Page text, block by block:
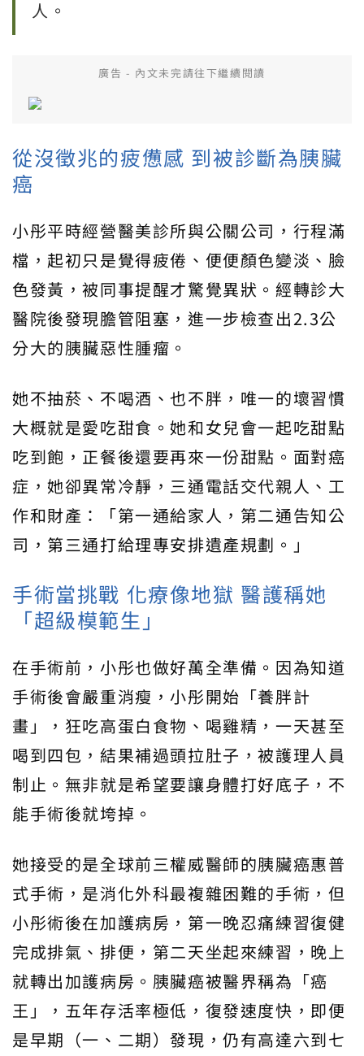
人。
廣告 - 內文未完請往下繼續閱讀
從沒徵兆的疲憊感 到被診斷為胰臟
癌
小彤平時經營醫美診所與公關公司，行程滿
檔，起初只是覺得疲倦、便便顏色變淡、臉
色發黃，被同事提醒才驚覺異狀。經轉診大
醫院後發現膽管阻塞，進一步檢查出2.3公
分大的胰臟惡性腫瘤。
她不抽菸、不喝酒、也不胖，唯一的壞習慣
大概就是愛吃甜食。她和女兒會一起吃甜點
吃到飽，正餐後還要再來一份甜點。面對癌
症，她卻異常冷靜，三通電話交代親人、工
作和財產：「第一通給家人，第二通告知公
司，第三通打給理專安排遺產規劃。」
手術當挑戰 化療像地獄 醫護稱她
「超級模範生」
在手術前，小彤也做好萬全準備。因為知道
手術後會嚴重消瘦，小彤開始「養胖計
畫」，狂吃高蛋白食物、喝雞精，一天甚至
喝到四包，結果補過頭拉肚子，被護理人員
制止。無非就是希望要讓身體打好底子，不
能手術後就垮掉。
她接受的是全球前三權威醫師的胰臟癌惠普
式手術，是消化外科最複雜困難的手術，但
小彤術後在加護病房，第一晚忍痛練習復健
完成排氣、排便，第二天坐起來練習，晚上
就轉出加護病房。胰臟癌被醫界稱為「癌
王」，五年存活率極低，復發速度快，即便
是早期（一、二期）發現，仍有高達六到七